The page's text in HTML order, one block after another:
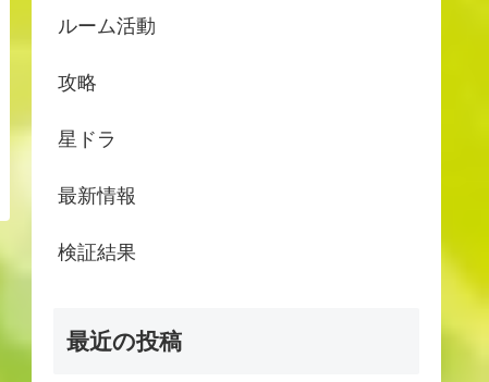
ルーム活動
攻略
星ドラ
最新情報
検証結果
最近の投稿